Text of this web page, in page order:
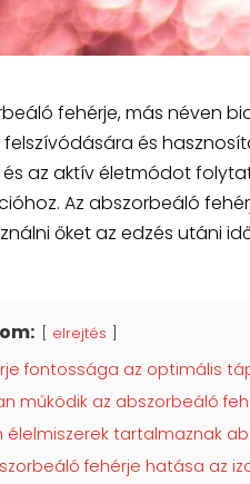
fehérje, más néven
és
az aktív életmódot
Az abszorbeáló
őket az edzés utáni
elrejtés
fontossága az optimális
működik az abszorbeáló
élelmiszerek tartalmaznak
fehérje hatása az